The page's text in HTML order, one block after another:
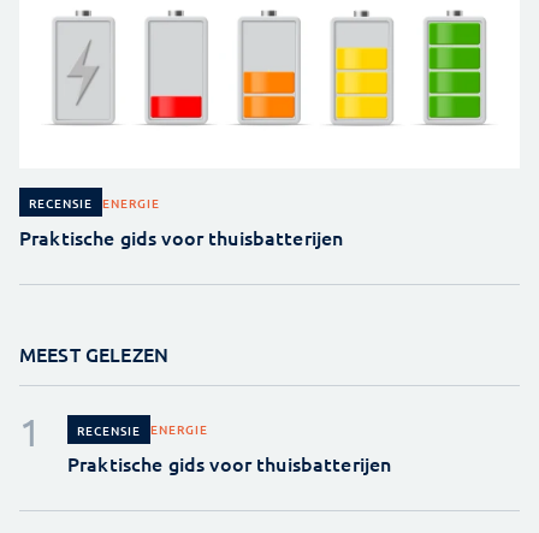
RECENSIE ENERGIE
Praktische gids voor thuisbatterijen
MEEST GELEZEN
RECENSIE ENERGIE
Praktische gids voor thuisbatterijen